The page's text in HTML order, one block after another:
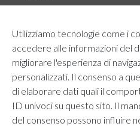
Utilizziamo tecnologie come i
accedere alle informazioni del
migliorare l'esperienza di
personalizzati. Il consenso a
di elaborare dati quali il
ID univoci su questo sito. Il
del consenso possono influire
RESI E RIMBORSI
REGOLAMENTO LOYALTY
CONTATTACI